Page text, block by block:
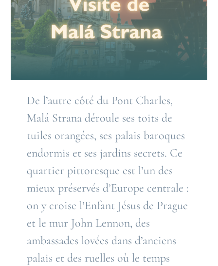
De l’autre côté du Pont Charles,
Malá Strana déroule ses toits de
tuiles orangées, ses palais baroques
endormis et ses jardins secrets. Ce
quartier pittoresque est l’un des
mieux préservés d’Europe centrale :
on y croise l’Enfant Jésus de Prague
et le mur John Lennon, des
ambassades lovées dans d’anciens
palais et des ruelles où le temps